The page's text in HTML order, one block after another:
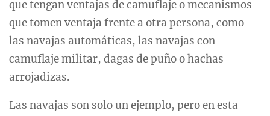
que tengan ventajas de camuflaje o mecanismos
que tomen ventaja frente a otra persona, como
las navajas automáticas, las navajas con
camuflaje militar, dagas de puño o hachas
arrojadizas.
Las navajas son solo un ejemplo, pero en esta